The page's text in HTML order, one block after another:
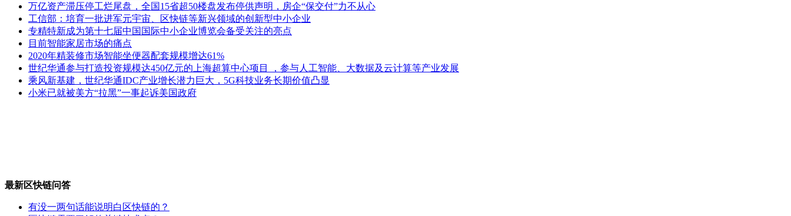
万亿资产滞压停工烂尾盘，全国15省超50楼盘发布停供声明，房企“保交付”力不从心
工信部：培育一批进军元宇宙、区快链等新兴领域的创新型中小企业
专精特新成为第十七届中国国际中小企业博览会备受关注的亮点
目前智能家居市场的痛点
2020年精装修市场智能坐便器配套规模增达61%
世纪华通参与打造投资规模达450亿元的上海超算中心项目 ，参与人工智能、大数据及云计算等产业发展
乘风新基建，世纪华通IDC产业增长潜力巨大，5G科技业务长期价值凸显
小米已就被美方“拉黑”一事起诉美国政府
最新区快链问答
有没一两句话能说明白区快链的？